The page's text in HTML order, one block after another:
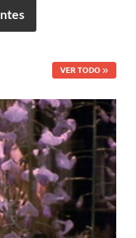
VER TODO